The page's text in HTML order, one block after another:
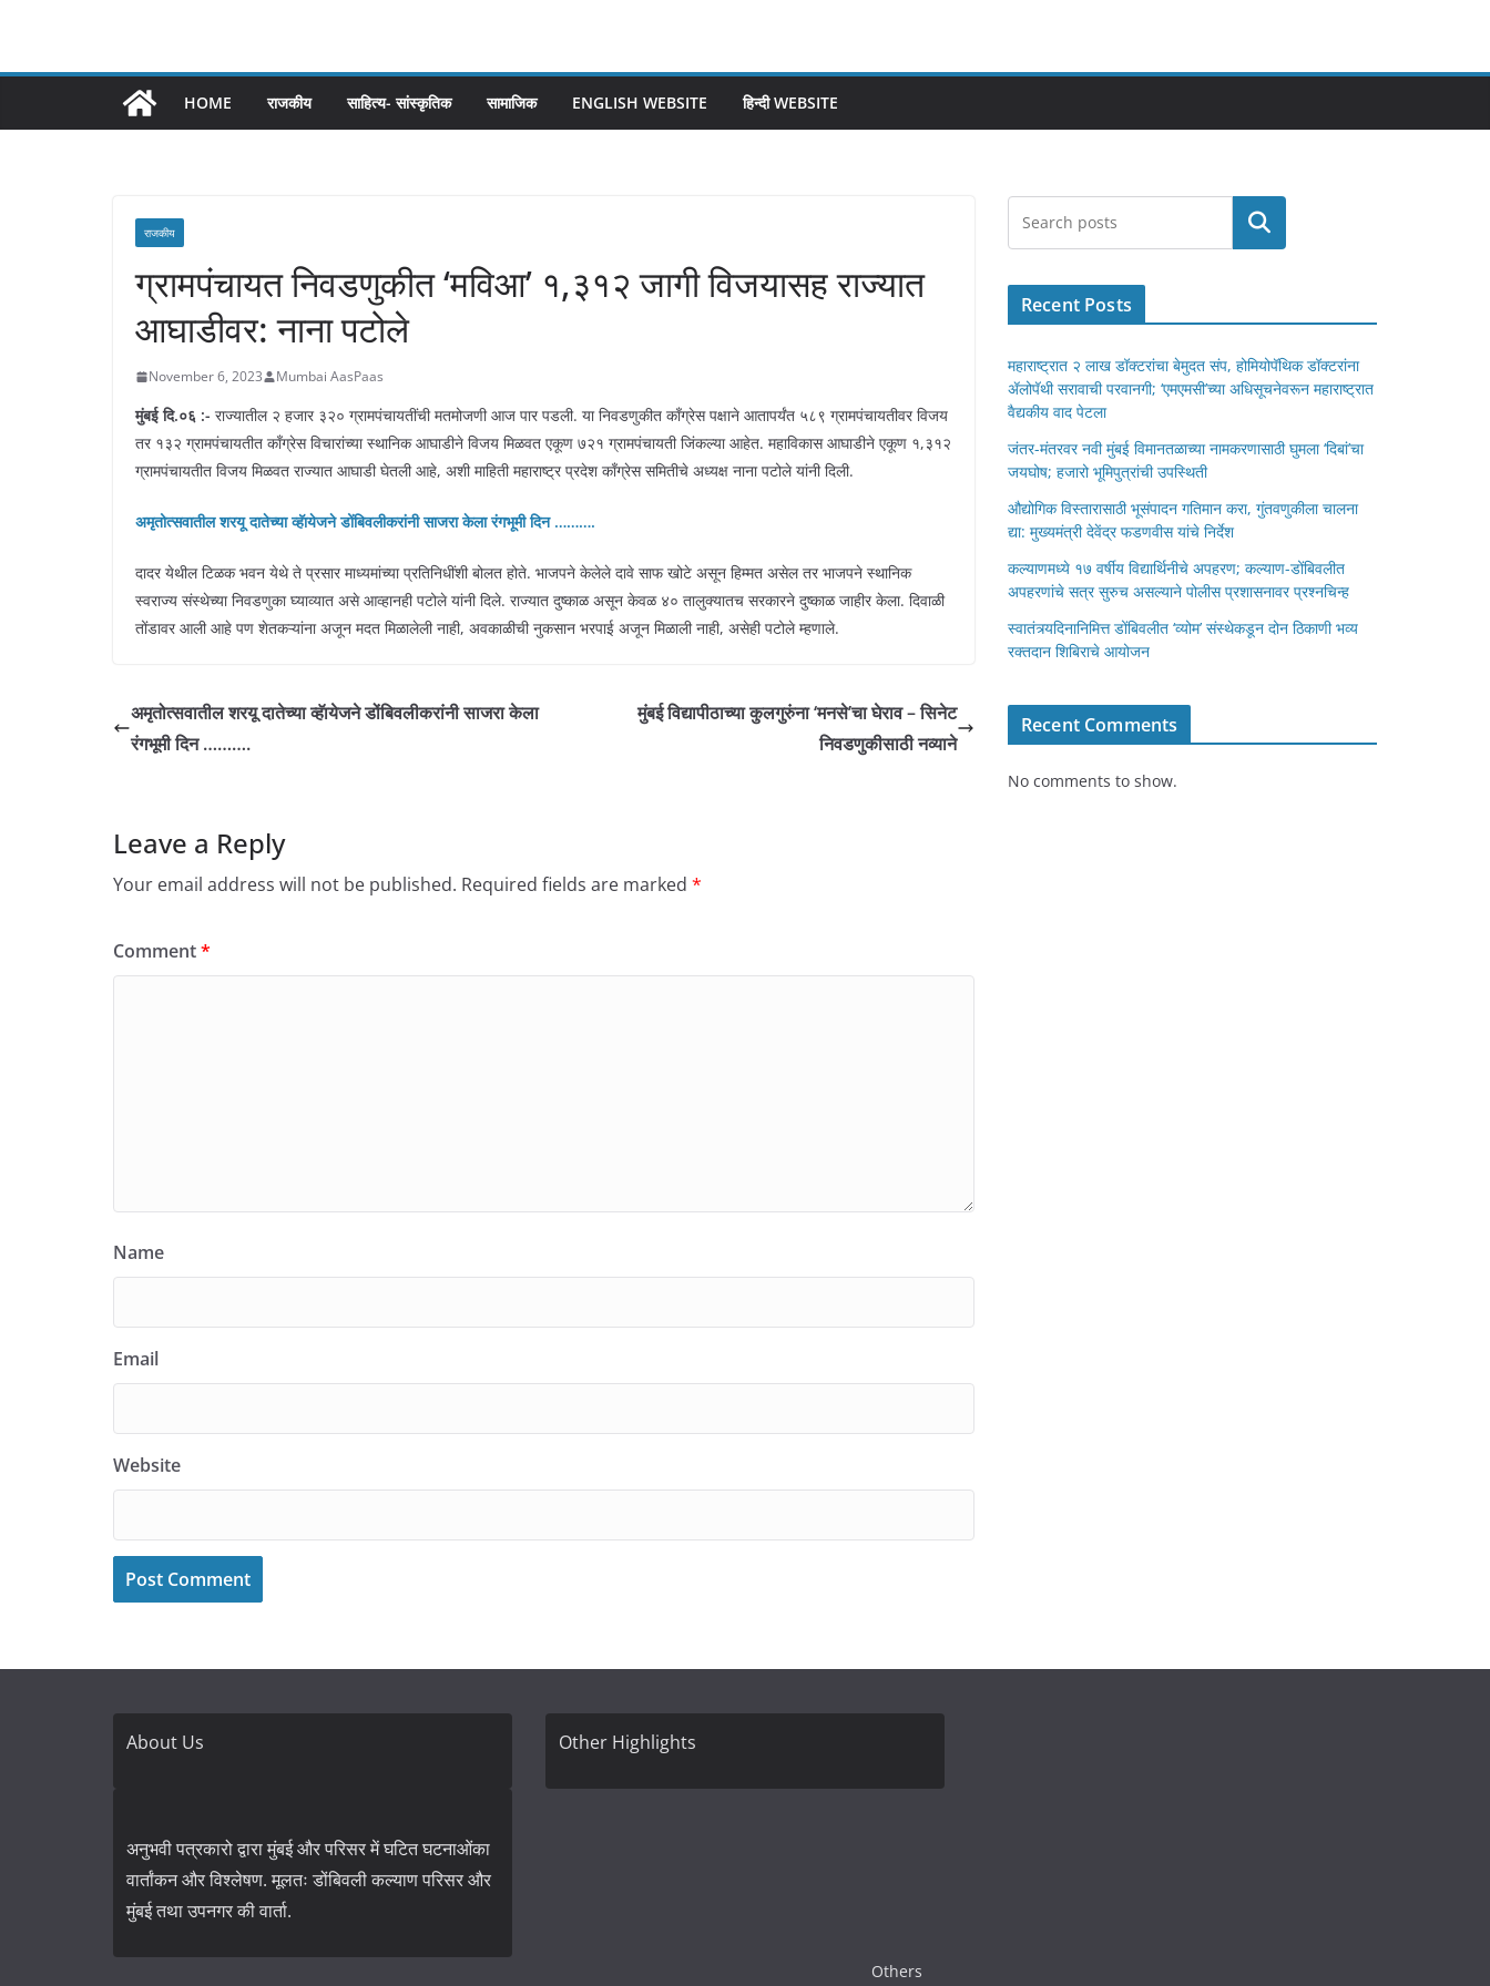
HOME राजकीय साहित्य- सांस्कृतिक सामाजिक ENGLISH WEBSITE हिन्दी WEBSITE
राजकीय
ग्रामपंचायत निवडणुकीत ‘मविआ’ १,३१२ जागी विजयासह राज्यात
आघाडीवर: नाना पटोले
November 6, 2023 Mumbai AasPaas
मुंबई दि.०६ :- राज्यातील २ हजार ३२० ग्रामपंचायतींची मतमोजणी आज पार पडली. या निवडणुकीत काँग्रेस पक्षाने आतापर्यंत ५८९ ग्रामपंचायतीवर विजय
तर १३२ ग्रामपंचायतीत काँग्रेस विचारांच्या स्थानिक आघाडीने विजय मिळवत एकूण ७२१ ग्रामपंचायती जिंकल्या आहेत. महाविकास आघाडीने एकूण १,३१२
ग्रामपंचायतीत विजय मिळवत राज्यात आघाडी घेतली आहे, अशी माहिती महाराष्ट्र प्रदेश काँग्रेस समितीचे अध्यक्ष नाना पटोले यांनी दिली.
अमृतोत्सवातील शरयू दातेच्या व्हॅायेजने डोंबिवलीकरांनी साजरा केला रंगभूमी दिन ……….
दादर येथील टिळक भवन येथे ते प्रसार माध्यमांच्या प्रतिनिधींशी बोलत होते. भाजपने केलेले दावे साफ खोटे असून हिम्मत असेल तर भाजपने स्थानिक
स्वराज्य संस्थेच्या निवडणुका घ्याव्यात असे आव्हानही पटोले यांनी दिले. राज्यात दुष्काळ असून केवळ ४० तालुक्यातच सरकारने दुष्काळ जाहीर केला. दिवाळी
तोंडावर आली आहे पण शेतकऱ्यांना अजून मदत मिळालेली नाही, अवकाळीची नुकसान भरपाई अजून मिळाली नाही, असेही पटोले म्हणाले.
अमृतोत्सवातील शरयू दातेच्या व्हॅायेजने डोंबिवलीकरांनी साजरा केला
रंगभूमी दिन ……….
मुंबई विद्यापीठाच्या कुलगुरुंना ‘मनसे’चा घेराव – सिनेट
निवडणुकीसाठी नव्याने
Leave a Reply
Your email address will not be published. Required fields are marked *
Comment*
Name
Email
Website
Search
Recent Posts
महाराष्ट्रात २ लाख डॉक्टरांचा बेमुदत संप, होमियोपॅथिक डॉक्टरांना
ॲलोपॅथी सरावाची परवानगी; ‘एमएमसी’च्या अधिसूचनेवरून महाराष्ट्रात
वैद्यकीय वाद पेटला
जंतर-मंतरवर नवी मुंबई विमानतळाच्या नामकरणासाठी घुमला ‘दिबां’चा
जयघोष; हजारो भूमिपुत्रांची उपस्थिती
औद्योगिक विस्तारासाठी भूसंपादन गतिमान करा, गुंतवणुकीला चालना
द्या: मुख्यमंत्री देवेंद्र फडणवीस यांचे निर्देश
कल्याणमध्ये १७ वर्षीय विद्यार्थिनीचे अपहरण; कल्याण-डोंबिवलीत
अपहरणांचे सत्र सुरुच असल्याने पोलीस प्रशासनावर प्रश्नचिन्ह
स्वातंत्र्यदिनानिमित्त डोंबिवलीत ‘व्योम’ संस्थेकडून दोन ठिकाणी भव्य
रक्तदान शिबिराचे आयोजन
Recent Comments
No comments to show.
About Us
अनुभवी पत्रकारो द्वारा मुंबई और परिसर में घटित घटनाओंका
वार्तांकन और विश्लेषण. मूलतः डोंबिवली कल्याण परिसर और
मुंबई तथा उपनगर की वार्ता.
Other Highlights
Others